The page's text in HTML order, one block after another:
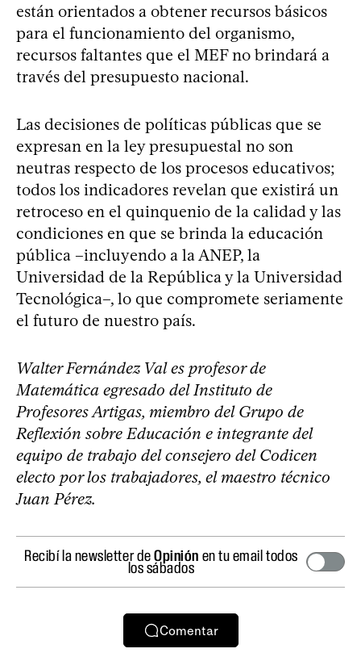
están orientados a obtener recursos básicos
para el funcionamiento del organismo,
recursos faltantes que el MEF no brindará a
través del presupuesto nacional.
Las decisiones de políticas públicas que se
expresan en la ley presupuestal no son
neutras respecto de los procesos educativos;
todos los indicadores revelan que existirá un
retroceso en el quinquenio de la calidad y las
condiciones en que se brinda la educación
pública –incluyendo a la ANEP, la
Universidad de la República y la Universidad
Tecnológica–, lo que compromete seriamente
el futuro de nuestro país.
Walter Fernández Val es profesor de
Matemática egresado del Instituto de
Profesores Artigas, miembro del Grupo de
Reflexión sobre Educación e integrante del
equipo de trabajo del consejero del Codicen
electo por los trabajadores, el maestro técnico
Juan Pérez.
Recibí la newsletter deOpinión en tu email todos
los sábados
Comentar